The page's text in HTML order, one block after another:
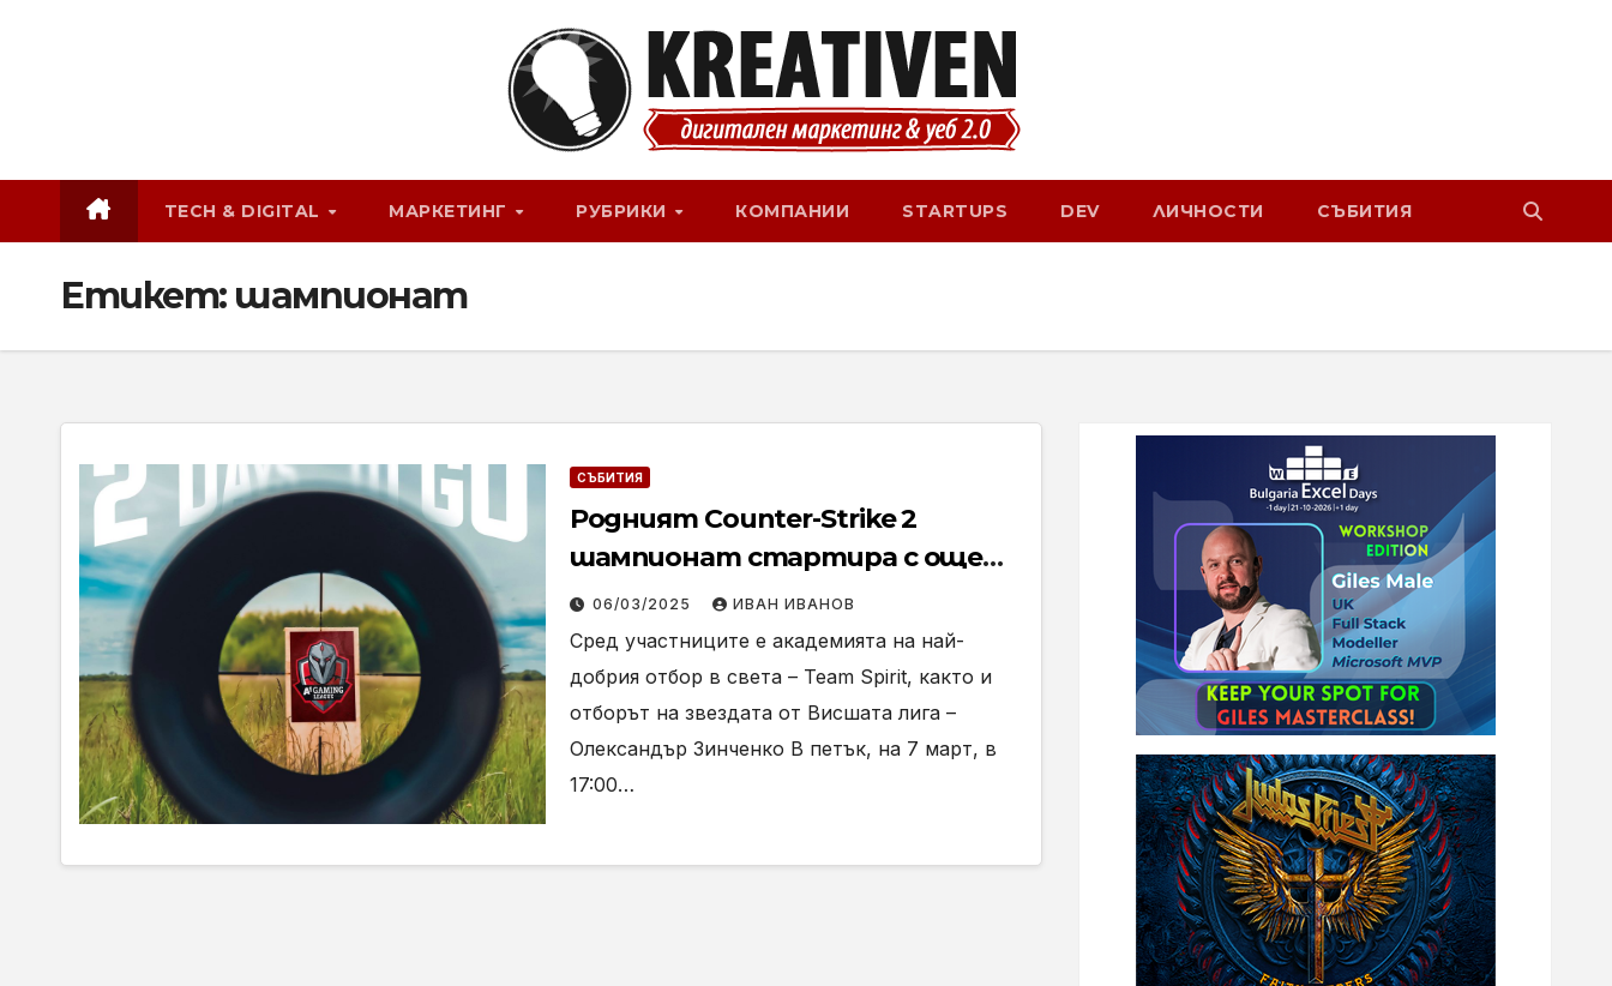
TECH & DIGITAL МАРКЕТИНГ РУБРИКИ КОМПАНИИ STARTUPS DEV ЛИЧНОСТИ СЪБИТИЯ
Етикет: шампионат
СЪБИТИЯ
Родният Counter-Strike 2
шампионат стартира с още
повече отбори и награден фонд
от 30 000 лева
06/03/2025 ИВАН ИВАНОВ
Сред участниците е академията на най-
добрия отбор в света – Team Spirit, както и
отборът на звездата от Висшата лига –
Олександър Зинченко В петък, на 7 март, в
17:00…